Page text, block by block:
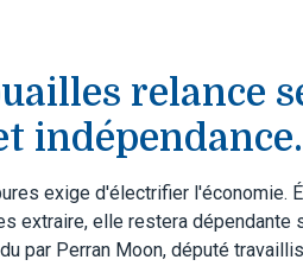
relance
exige d'électrifier l'économie.
extraire, elle restera
par Perran Moon, député